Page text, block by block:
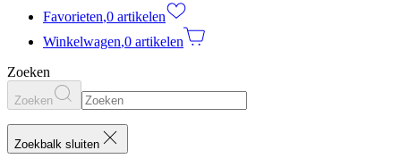
Favorieten,0 artikelen
Winkelwagen,0 artikelen
Zoeken
Zoeken
Zoekbalk sluiten